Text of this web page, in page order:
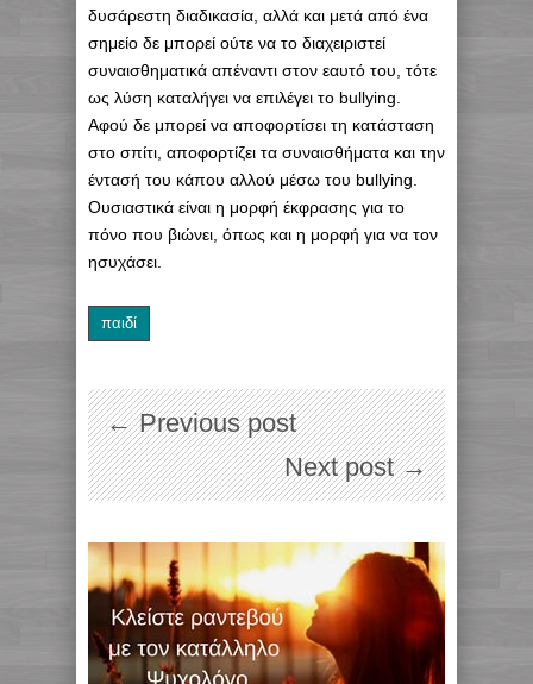
δυσάρεστη διαδικασία, αλλά και μετά από ένα
σημείο δε μπορεί ούτε να το διαχειριστεί
συναισθηματικά απέναντι στον εαυτό του, τότε
ως λύση καταλήγει να επιλέγει το bullying.
Αφού δε μπορεί να αποφορτίσει τη κατάσταση
στο σπίτι, αποφορτίζει τα συναισθήματα και την
έντασή του κάπου αλλού μέσω του bullying.
Ουσιαστικά είναι η μορφή έκφρασης για το
πόνο που βιώνει, όπως και η μορφή για να τον
ησυχάσει.
παιδί
← Previous post
Next post →